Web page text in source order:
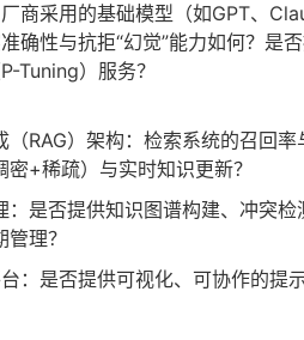
商采用的基础模型（如GPT、
确性与抗拒“幻觉”能力如何？是
Tuning）服务？
（RAG）架构：检索系统的召回
密+稀疏）与实时知识更新？
：是否提供知识图谱构建、冲突
理？
：是否提供可视化、可协作的提